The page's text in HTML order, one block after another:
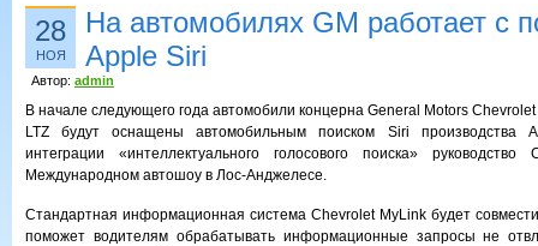
28
НОЯ
На автомобилях GM работает с
Apple Siri
Автор: admin
В начале следующего года автомобили концерна General Motors
LTZ будут оснащены автомобильным поиском Siri производства
интеграции «интеллектуального голосового поиска»
Международном автошоу в Лос-Анджелесе.
Стандартная информационная система Chevrolet MyLink будет
поможет водителям обрабатывать информационные запросы не